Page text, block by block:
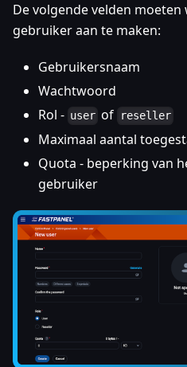
De volgende velden
gebruiker aan te maken:
Gebruikersnaam
Wachtwoord
Rol - user of reseller
Maximaal aantal
Quota - beperking van
gebruiker